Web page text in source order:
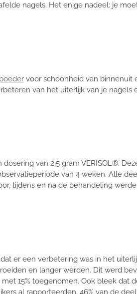
nagels. Het enige nadeel: je
voor schoonheid van binnenuit
van het uiterlijk van je nagels
van 2,5 gram VERISOL®.
van 4 weken. Alle
tijdens en na de behandeling
er een verbetering was in het
en langer werden. Dit werd
15% toegenomen. Ook bleek dat
al rapporteerden. 46% van de